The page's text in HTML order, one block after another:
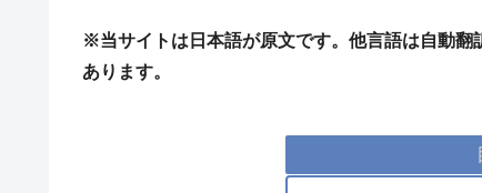
※当サイトは日本語が原文です。他言語は自動
あります。